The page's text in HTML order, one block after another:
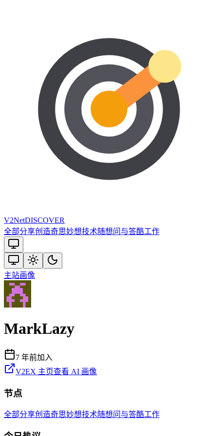
V2NetDISCOVER
全部分享创造奇思妙想技术随想问与答酷工作
主站画像
MarkLazy
7 年前加入
V2EX 主页查看 AI 画像
节点
全部分享创造奇思妙想技术随想问与答酷工作